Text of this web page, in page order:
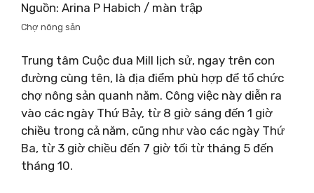
Nguồn: Arina P Habich / màn trập
Chợ nông sản
Trung tâm Cuộc đua Mill lịch sử, ngay trên con
đường cùng tên, là địa điểm phù hợp để tổ chức
chợ nông sản quanh năm. Công việc này diễn ra
vào các ngày Thứ Bảy, từ 8 giờ sáng đến 1 giờ
chiều trong cả năm, cũng như vào các ngày Thứ
Ba, từ 3 giờ chiều đến 7 giờ tối từ tháng 5 đến
tháng 10.